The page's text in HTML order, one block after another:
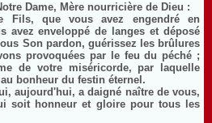
Dame, Mère nourricière de Dieu :
Fils, que vous avez engendré en
avez enveloppé de langes et déposé
Son pardon, guérissez les brûlures
provoquées par le feu du péché ;
de votre miséricorde, par laquelle
bonheur du festin éternel.
aujourd'hui, a daigné naître de vous,
soit honneur et gloire pour tous les